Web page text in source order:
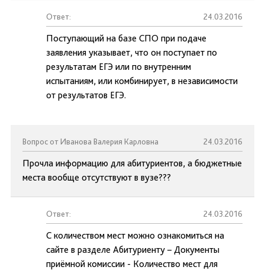
Ответ: 24.03.2016
Поступающий на базе СПО при подаче
заявления указывает, что он поступает по
результатам ЕГЭ или по внутренним
испытаниям, или комбинирует, в независимости
от результатов ЕГЭ.
Вопрос от Иванова Валерия Карловна 24.03.2016
Прочла информацию для абитуриентов, а бюджетные
места вообще отсутствуют в вузе???
Ответ: 24.03.2016
С количеством мест можно ознакомиться на
сайте в разделе Абитуриенту – Документы
приёмной комиссии - Количество мест для